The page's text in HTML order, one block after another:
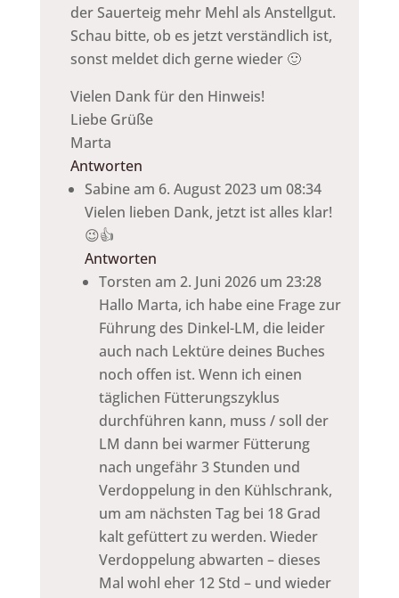
der Sauerteig mehr Mehl als Anstellgut.
Schau bitte, ob es jetzt verständlich ist,
sonst meldet dich gerne wieder 🙂
Vielen Dank für den Hinweis!
Liebe Grüße
Marta
Antworten
Sabineam 6. August 2023 um 08:34
Vielen lieben Dank, jetzt ist alles klar!
😉👍
Antworten
Torsten am 2. Juni 2026 um 23:28
Hallo Marta, ich habe eine Frage zur
Führung des Dinkel-LM, die leider
auch nach Lektüre deines Buches
noch offen ist. Wenn ich einen
täglichen Fütterungszyklus
durchführen kann, muss / soll der
LM dann bei warmer Fütterung
nach ungefähr 3 Stunden und
Verdoppelung in den Kühlschrank,
um am nächsten Tag bei 18 Grad
kalt gefüttert zu werden. Wieder
Verdoppelung abwarten – dieses
Mal wohl eher 12 Std – und wieder